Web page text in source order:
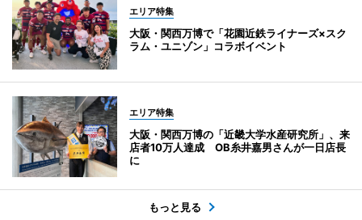
エリア特集
大阪・関西万博で「花園近鉄ライナーズ×スク
ラム・ユニゾン」コラボイベント
エリア特集
大阪・関西万博の「近畿大学水産研究所」、来
店者10万人達成 OB糸井嘉男さんが一日店長
に
もっと見る